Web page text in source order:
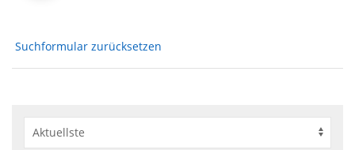
Suchformular zurücksetzen